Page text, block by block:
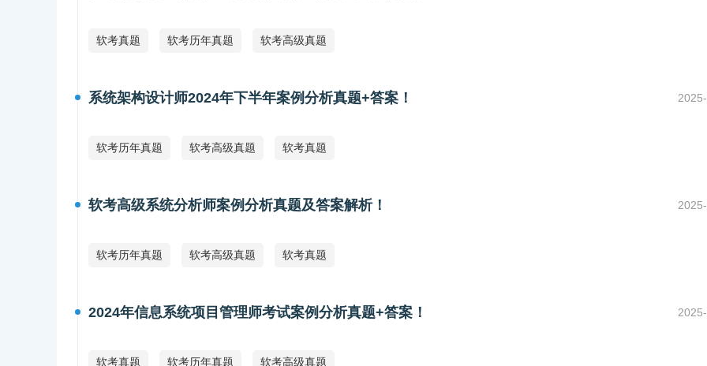
软考真题 软考历年真题 软考高级真题
系统架构设计师2024年下半年案例分析真题+答案！
软考历年真题 软考高级真题 软考真题
软考高级系统分析师案例分析真题及答案解析！
软考历年真题 软考高级真题 软考真题
2024年信息系统项目管理师考试案例分析真题+答案！
软考真题 软考历年真题 软考高级真题